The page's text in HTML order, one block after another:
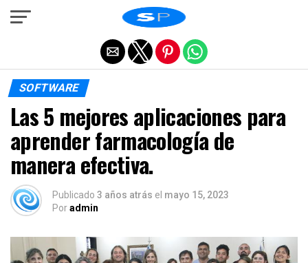
SOFTWARE
Las 5 mejores aplicaciones para
aprender farmacología de
manera efectiva.
Publicado 3 años atrás el mayo 15, 2023
Poradmin
Salir de la versión móvil